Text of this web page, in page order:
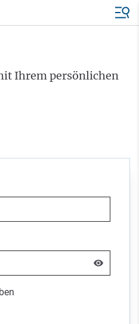
Ihrem persönlichen